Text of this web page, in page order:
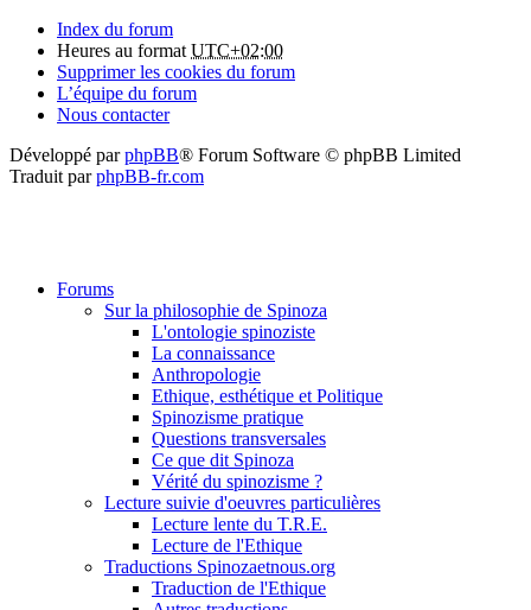
Index du forum
Heures au format UTC+02:00
Supprimer les cookies du forum
L’équipe du forum
Nous contacter
Développé parphpBB® Forum Software © phpBB Limited
Traduit parphpBB-fr.com
Forums
Sur la philosophie de Spinoza
L'ontologie spinoziste
La connaissance
Anthropologie
Ethique, esthétique et Politique
Spinozisme pratique
Questions transversales
Ce que dit Spinoza
Vérité du spinozisme ?
Lecture suivie d'oeuvres particulières
Lecture lente du T.R.E.
Lecture de l'Ethique
Traductions Spinozaetnous.org
Traduction de l'Ethique